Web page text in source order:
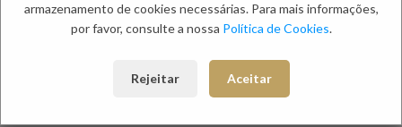
Categorias: Camisas, Camisas de Manga Comprida, Homem
Outono Homem
armazenamento de cookies necessárias. Para mais informações,
por favor, consulte a nossa Política de Cookies.
Rejeitar Aceitar